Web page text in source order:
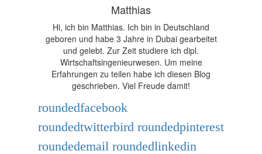
Matthias
Hi, ich bin Matthias. Ich bin in Deutschland
geboren und habe 3 Jahre in Dubai gearbeitet
und gelebt. Zur Zeit studiere ich dipl.
Wirtschaftsingenieurwesen. Um meine
Erfahrungen zu teilen habe ich diesen Blog
geschrieben. Viel Freude damit!
roundedfacebook
roundedtwitterbird roundedpinterest
roundedemail roundedlinkedin